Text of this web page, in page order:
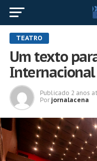
TEATRO
Um texto
Publicado 2 anos
Por jornalacena